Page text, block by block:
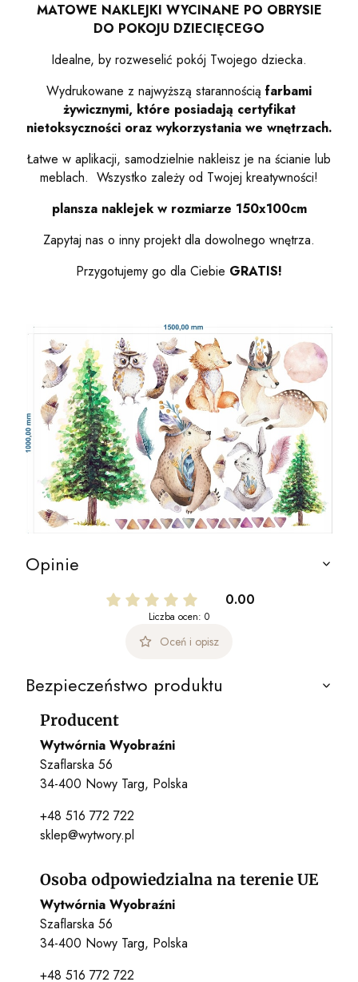
MATOWE NAKLEJKI WYCINANE PO OBRYSIE
DO POKOJU DZIECIĘCEGO
Idealne, by rozweselić pokój Twojego dziecka.
Wydrukowane z najwyższą starannością farbami
żywicznymi, które posiadają certyfikat
nietoksyczności oraz wykorzystania we wnętrzach.
Łatwe w aplikacji, samodzielnie nakleisz je na ścianie lub
meblach. Wszystko zależy od Twojej kreatywności!
plansza naklejek w rozmiarze 150x100cm
Zapytaj nas o inny projekt dla dowolnego wnętrza.
Przygotujemy go dla Ciebie GRATIS!
Opinie
0.00
Liczba ocen: 0
Oceń i opisz
Bezpieczeństwo produktu
Producent
Wytwórnia Wyobraźni
Szaflarska 56
34-400 Nowy Targ, Polska
+48 516 772 722
sklep@wytwory.pl
Osoba odpowiedzialna na terenie UE
Wytwórnia Wyobraźni
Szaflarska 56
34-400 Nowy Targ, Polska
+48 516 772 722